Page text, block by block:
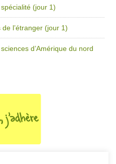
(jour 1)
l’étranger (jour 1)
d’Amérique du nord